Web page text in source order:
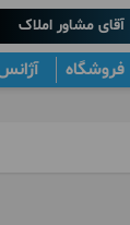
آقای مشاور املاک
فروشگاه